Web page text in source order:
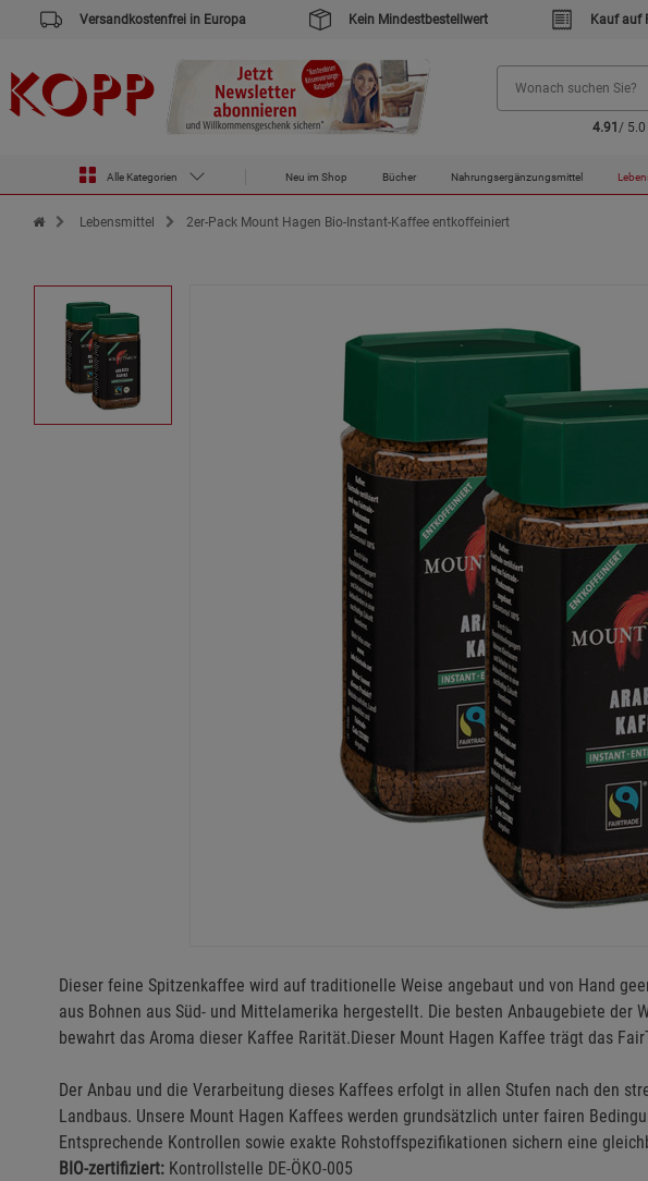
Versandkostenfrei in Europa Kein Mindestbestellwert Kauf auf
4.91 / 5.0
Alle Kategorien Neu im Shop Bücher Nahrungsergänzungsmittel
Zur Startseite des Kopp Verlag Online-Shop
Lebensmittel 2er-Pack Mount Hagen Bio-Instant-Kaffee entkoffeiniert
Dieser feine Spitzenkaffee wird auf traditionelle Weise angebaut und von Hand
aus Bohnen aus Süd- und Mittelamerika hergestellt. Die besten Anbaugebiete der
bewahrt das Aroma dieser Kaffee Rarität.Dieser Mount Hagen Kaffee trägt das
Der Anbau und die Verarbeitung dieses Kaffees erfolgt in allen Stufen nach den
Landbaus. Unsere Mount Hagen Kaffees werden grundsätzlich unter fairen
Entsprechende Kontrollen sowie exakte Rohstoffspezifikationen sichern eine
BIO-zertifiziert: Kontrollstelle DE-ÖKO-005